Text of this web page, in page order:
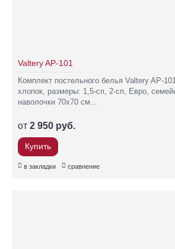
Valtery AP-101
Комплект постельного белья Valtery AP-
хлопок, размеры: 1,5-сп, 2-сп, Евро,
наволочки 70х70 см...
от 2 950 руб.
Купить
в закладки сравнение